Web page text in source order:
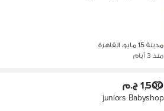
مدينة 15 مايو، القاهرة
منذ 3 أيام
1,500 ج.م
juniors Babyshop